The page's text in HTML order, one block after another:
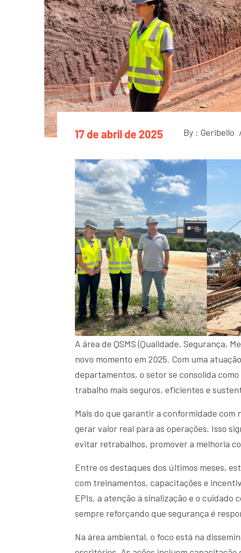
17 de abril de 2025 By : Geribello
A área de QSMS (Qualidade, Segurança,
novo momento em 2025. Com uma
departamentos, o setor se consolida
trabalho mais seguros, eficientes e
Mais do que garantir a conformidade com
gerar valor real para as operações. Isso
evitar retrabalhos, promover a melhoria
Entre os destaques dos últimos meses,
com treinamentos, capacitações e
EPIs, a atenção à sinalização e o cuidado
sempre reforçando que segurança é
Na área ambiental, o foco está na